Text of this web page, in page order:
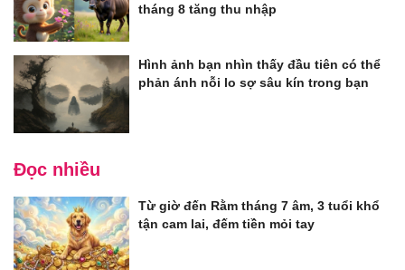
tháng 8 tăng thu nhập
Hình ảnh bạn nhìn thấy đầu tiên có thể
phản ánh nỗi lo sợ sâu kín trong bạn
Đọc nhiều
Từ giờ đến Rằm tháng 7 âm, 3 tuổi khổ
tận cam lai, đếm tiền mỏi tay